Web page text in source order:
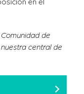
en el
Comunidad de
central de